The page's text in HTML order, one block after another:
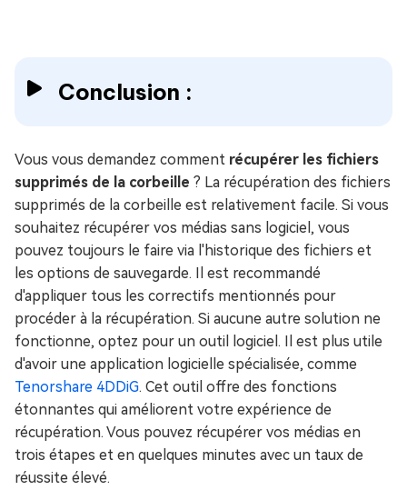
Conclusion :
Vous vous demandez comment récupérer les fichiers
supprimés de la corbeille ? La récupération des fichiers
supprimés de la corbeille est relativement facile. Si vous
souhaitez récupérer vos médias sans logiciel, vous
pouvez toujours le faire via l'historique des fichiers et
les options de sauvegarde. Il est recommandé
d'appliquer tous les correctifs mentionnés pour
procéder à la récupération. Si aucune autre solution ne
fonctionne, optez pour un outil logiciel. Il est plus utile
d'avoir une application logicielle spécialisée, comme
Tenorshare 4DDiG. Cet outil offre des fonctions
étonnantes qui améliorent votre expérience de
récupération. Vous pouvez récupérer vos médias en
trois étapes et en quelques minutes avec un taux de
réussite élevé.